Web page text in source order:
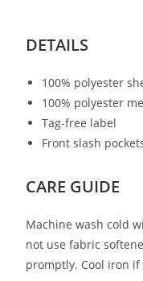
DETAILS
100% polyester
100% polyester
Tag-free label
Front slash
CARE GUIDE
Machine wash cold
not use fabric
promptly. Cool iron if